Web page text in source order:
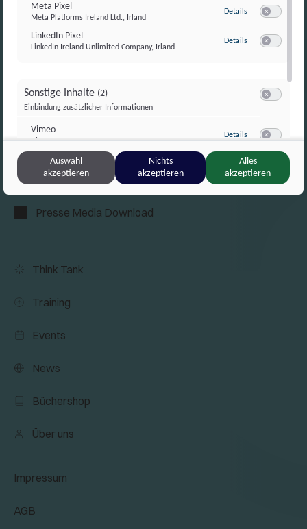
info@campus-tivoli.at
+43 1 81420-0
Lichtenfelsgasse 7
1010 Wien
Presse Media Download
Think Tank
Training
Events
News
Büchershop
Über uns
Impressum
AGB
Meta Pixel
Meta Platforms Ireland Ltd., Irland
Details zu Meta Pixel
LinkedIn Pixel
LinkedIn Ireland Unlimited Company, Irland
Details zu LinkedIn Pixel
Sonstige Inhalte (2)
Einbindung zusätzlicher Informationen
Vimeo
Vimeo Inc., USA
Details zu Vimeo
YouTube
Google Ireland Limited, Irland
Detailszu YouTube
Switch zum
Auswahl
akzeptieren
Nichts
akzeptieren
Alles
akzeptieren